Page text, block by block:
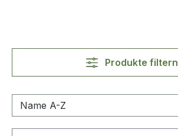
Produkte filtern